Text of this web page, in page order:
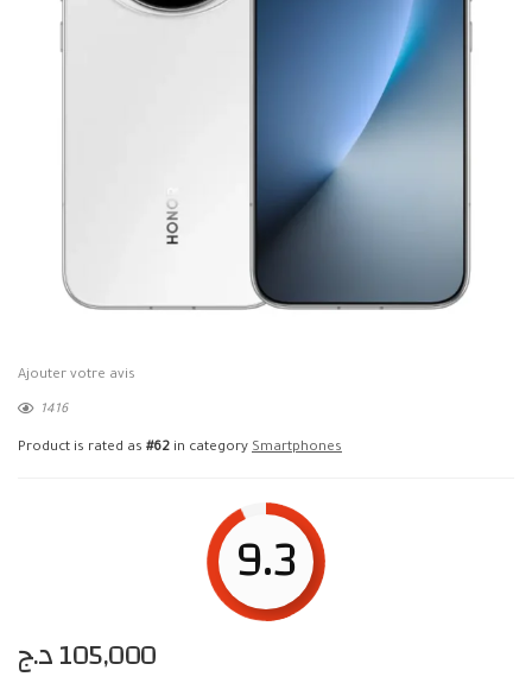
Ajouter votre avis
1416
Product is rated as #62 in category Smartphones
9.3
105,000د.ج